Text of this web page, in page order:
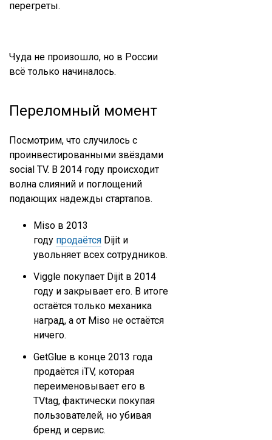
перегреты.
Чуда не произошло, но в России
всё только начиналось.
Переломный момент
Посмотрим, что случилось с
проинвестированными звёздами
social TV. В 2014 году происходит
волна слияний и поглощений
подающих надежды стартапов.
Miso в 2013
году продаётся Dijit и
увольняет всех сотрудников.
Viggle покупает Dijit в 2014
году и закрывает его. В итоге
остаётся только механика
наград, а от Miso не остаётся
ничего.
GetGlue в конце 2013 года
продаётся iTV, которая
переименовывает его в
TVtag, фактически покупая
пользователей, но убивая
бренд и сервис.